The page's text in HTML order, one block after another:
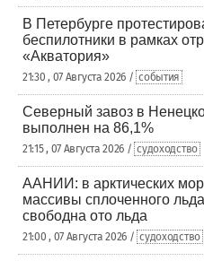
В Петербурге
беспилотники в рамках
«Акватория»
21:30 , 07 Августа 2026 / события
Северный завоз в
выполнен на 86,1%
21:15 , 07 Августа 2026 / судоходство
ААНИИ: в арктических
массивы сплоченного
свободна ото льда
21:00 , 07 Августа 2026 / судоходство